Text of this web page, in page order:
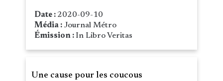
Date : 2020-09-10
Média : Journal Métro
Émission :In Libro Veritas
Une cause pour les coucous